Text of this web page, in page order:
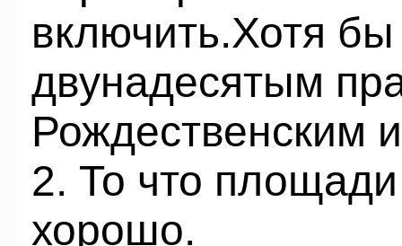
включить.Хотя
двунадесятым
Рождественским
2. То что
хорошо.